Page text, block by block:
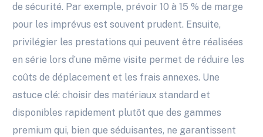
de sécurité. Par exemple, prévoir 10 à 15 % de marge
pour les imprévus est souvent prudent. Ensuite,
privilégier les prestations qui peuvent être réalisées
en série lors d’une même visite permet de réduire les
coûts de déplacement et les frais annexes. Une
astuce clé: choisir des matériaux standard et
disponibles rapidement plutôt que des gammes
premium qui, bien que séduisantes, ne garantissent